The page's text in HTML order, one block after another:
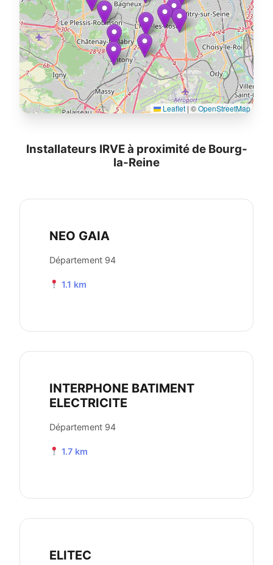
Leaflet|©OpenStreetMap
Installateurs IRVE à proximité de Bourg-
la-Reine
NEO GAIA
Département 94
1.1 km
INTERPHONE BATIMENT
ELECTRICITE
Département 94
1.7 km
ELITEC